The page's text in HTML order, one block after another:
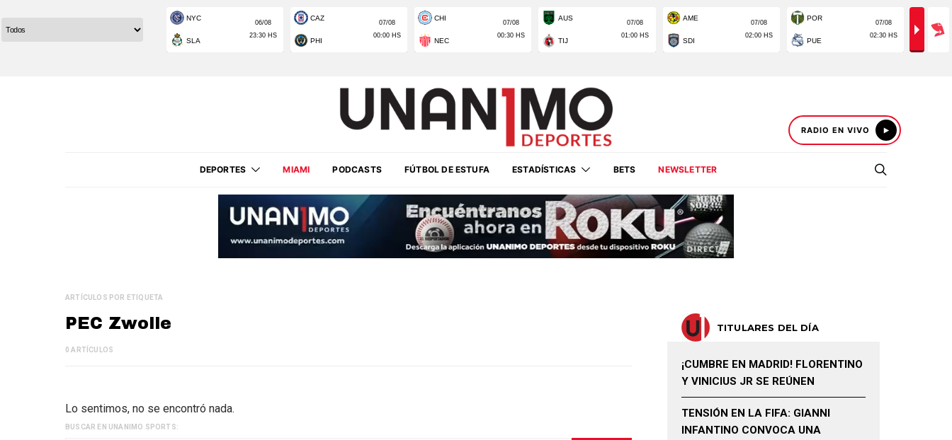
RADIO EN VIVO
DEPORTES MIAMI PODCASTS FÚTBOL DE ESTUFA ESTADÍSTICAS BETS NEWSLETTER
ARTÍCULOS POR ETIQUETA
PEC Zwolle
0 ARTÍCULOS
Lo sentimos, no se encontró nada.
BUSCAR EN UNANIMO SPORTS:
TITULARES DEL DÍA
¡CUMBRE EN MADRID! FLORENTINO
Y VINICIUS JR SE REÚNEN
TENSIÓN EN LA FIFA: GIANNI
INFANTINO CONVOCA UNA